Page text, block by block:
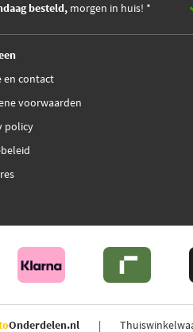
besteld, morgen in huis! *
en contact
voorwaarden
policy
Onderdelen.nl